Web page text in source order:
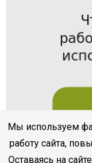
Мы используем
работу сайта,
Оставаясь на